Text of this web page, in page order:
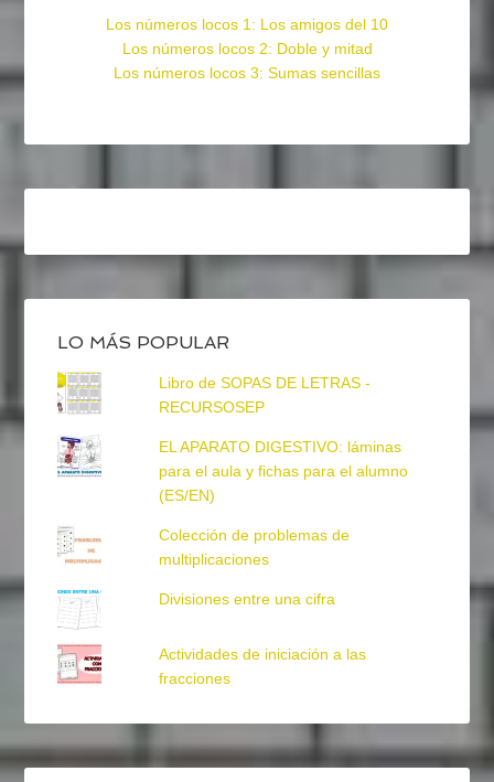
Los números locos 1: Los amigos del 10
Los números locos 2: Doble y mitad
Los números locos 3: Sumas sencillas
LO MÁS POPULAR
Libro de SOPAS DE LETRAS -
RECURSOSEP
EL APARATO DIGESTIVO: láminas
para el aula y fichas para el alumno
(ES/EN)
Colección de problemas de
multiplicaciones
Divisiones entre una cifra
Actividades de iniciación a las
fracciones